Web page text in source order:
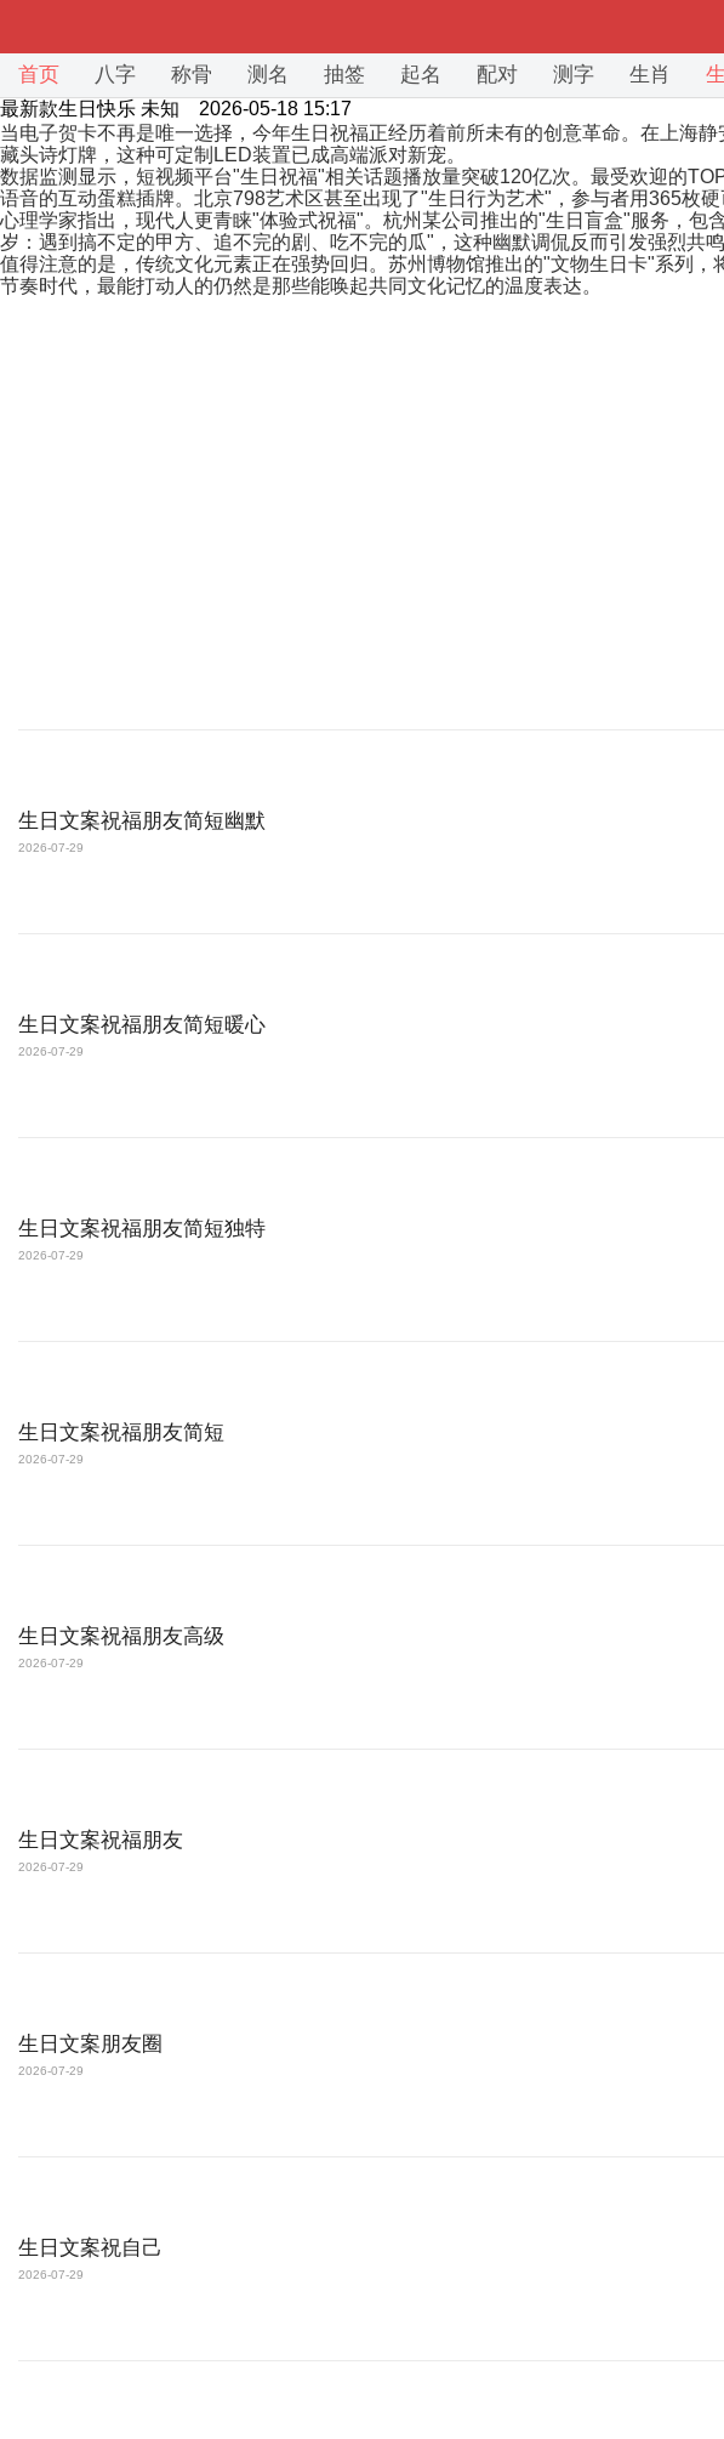
首页 八字 称骨 测名 抽签 起名 配对 测字 生肖
最新款生日快乐 未知 2026-05-18 15:17
当电子贺卡不再是唯一选择，今年生日祝福正经历着前所未有的创意革命。在上海
藏头诗灯牌，这种可定制LED装置已成高端派对新宠。
数据监测显示，短视频平台"生日祝福"相关话题播放量突破120亿次。最受欢迎的
语音的互动蛋糕插牌。北京798艺术区甚至出现了"生日行为艺术"，参与者用365枚
心理学家指出，现代人更青睐"体验式祝福"。杭州某公司推出的"生日盲盒"服务，
岁：遇到搞不定的甲方、追不完的剧、吃不完的瓜"，这种幽默调侃反而引发强烈共鸣
值得注意的是，传统文化元素正在强势回归。苏州博物馆推出的"文物生日卡"系列
节奏时代，最能打动人的仍然是那些能唤起共同文化记忆的温度表达。
生日文案祝福朋友简短幽默
2026-07-29
生日文案祝福朋友简短暖心
2026-07-29
生日文案祝福朋友简短独特
2026-07-29
生日文案祝福朋友简短
2026-07-29
生日文案祝福朋友高级
2026-07-29
生日文案祝福朋友
2026-07-29
生日文案朋友圈
2026-07-29
生日文案祝自己
2026-07-29